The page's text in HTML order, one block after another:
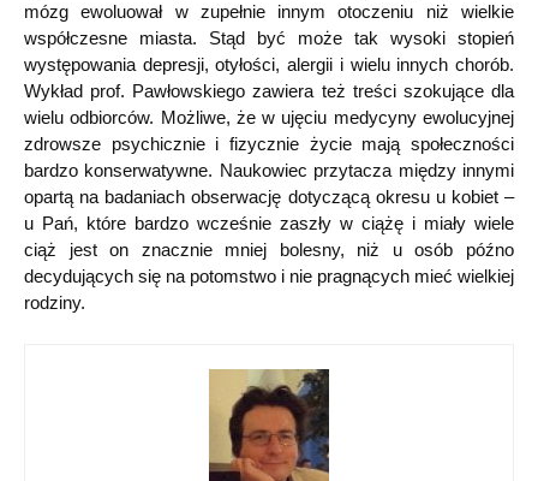
mózg ewoluował w zupełnie innym otoczeniu niż wielkie
współczesne miasta. Stąd być może tak wysoki stopień
występowania depresji, otyłości, alergii i wielu innych chorób.
Wykład prof. Pawłowskiego zawiera też treści szokujące dla
wielu odbiorców. Możliwe, że w ujęciu medycyny ewolucyjnej
zdrowsze psychicznie i fizycznie życie mają społeczności
bardzo konserwatywne. Naukowiec przytacza między innymi
opartą na badaniach obserwację dotyczącą okresu u kobiet –
u Pań, które bardzo wcześnie zaszły w ciążę i miały wiele
ciąż jest on znacznie mniej bolesny, niż u osób późno
decydujących się na potomstwo i nie pragnących mieć wielkiej
rodziny.